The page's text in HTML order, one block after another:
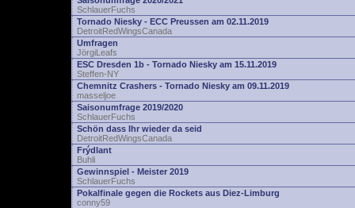
SchlauerFuchs
Tornado Niesky - ECC Preussen am 02.11.2019
DetroitRedWingsCanada
Umfragen
JörgiLeafs
ESC Dresden 1b - Tornado Niesky am 15.11.2019
Steffen-NY
Chemnitz Crashers - Tornado Niesky am 09.11.2019
masseljoe
Saisonumfrage 2019/2020
SchlauerFuchs
Schön dass Ihr wieder da seid
DetroitRedWingsCanada
Frýdlant
Buhli
Gewinnspiel - Meister 2019
SchlauerFuchs
Pokalfinale gegen die Rockets aus Diez-Limburg
conny59